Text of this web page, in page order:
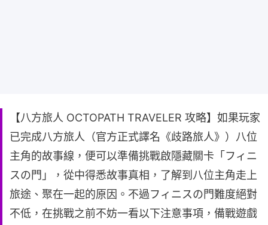
【八方旅人 OCTOPATH TRAVELER 攻略】如果玩家
已完成八方旅人（官方正式譯名《歧路旅人》）八位
主角的故事線，便可以準備挑戰啟隱藏關卡「フィニ
スの門」，從中得悉故事真相，了解到八位主角走上
旅途、聚在一起的原因。不過フィニスの門難度絕對
不低，在挑戰之前不妨一看以下注意事項，備戰遊戲